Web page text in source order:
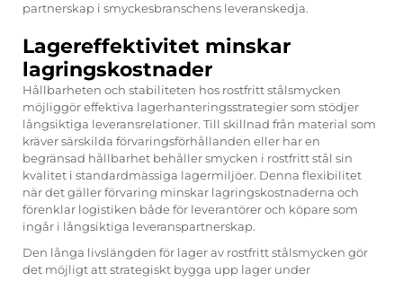
partnerskap i smyckesbranschens leveranskedja.
Lagereffektivitet minskar
lagringskostnader
Hållbarheten och stabiliteten hos rostfritt stålsmycken
möjliggör effektiva lagerhanteringsstrategier som stödjer
långsiktiga leveransrelationer. Till skillnad från material som
kräver särskilda förvaringsförhållanden eller har en
begränsad hållbarhet behåller smycken i rostfritt stål sin
kvalitet i standardmässiga lagermiljöer. Denna flexibilitet
när det gäller förvaring minskar lagringskostnaderna och
förenklar logistiken både för leverantörer och köpare som
ingår i långsiktiga leveranspartnerskap.
Den långa livslängden för lager av rostfritt stålsmycken gör
det möjligt att strategiskt bygga upp lager under